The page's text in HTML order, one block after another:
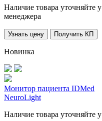
Наличие товара уточняйте у
менеджера
Узнать цену Получить КП
Новинка
Монитор пациента IDMed
NeuroLight
Наличие товара уточняйте у